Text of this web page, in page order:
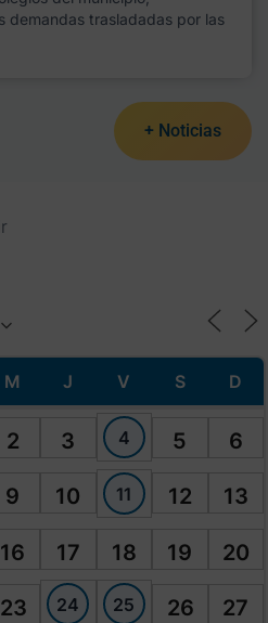
demandas trasladadas por las
+ Noticias
M J V S D
2 3 4 5 6
9 10 11 12 13
16 17 18 19 20
23 24 25 26 27